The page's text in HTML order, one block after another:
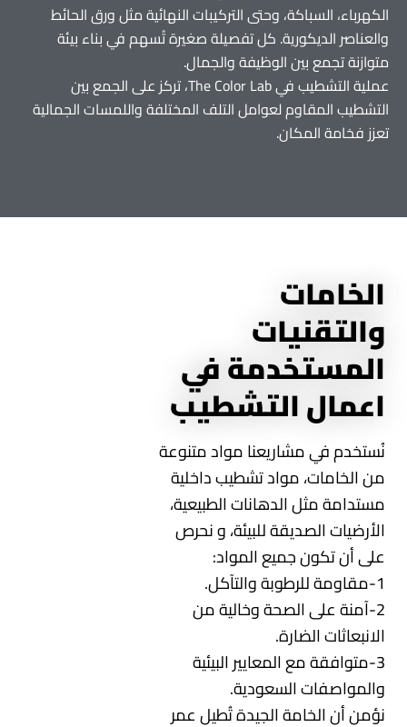
الكهرباء، السباكة، وحتى التركيبات النهائية مثل ورق الحائط
والعناصر الديكورية. كل تفصيلة صغيرة تُسهم في بناء بيئة
متوازنة تجمع بين الوظيفة والجمال.
عملية التشطيب في The Color Lab، تركز على الجمع بين
التشطيب المقاوم لعوامل التلف المختلفة واللمسات الجمالية
تعزز فخامة المكان.
الخامات
والتقنيات
المستخدمة في
اعمال التشطيب
نُستخدم في مشاريعنا مواد متنوعة
من الخامات، مواد تشطيب داخلية
مستدامة مثل الدهانات الطبيعية،
الأرضيات الصديقة للبيئة، و نحرص
على أن تكون جميع المواد:
1-مقاومة للرطوبة والتآكل.
2-آمنة على الصحة وخالية من
الانبعاثات الضارة.
3-متوافقة مع المعايير البيئية
والمواصفات السعودية.
نؤمن أن الخامة الجيدة تُطيل عمر